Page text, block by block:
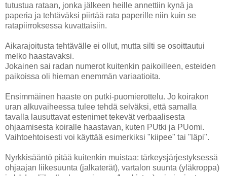
tutustua rataan, jonka jälkeen heille annettiin kynä ja
paperia ja tehtäväksi piirtää rata paperille niin kuin se
ratapiirroksessa kuvattaisiin.
Aikarajoitusta tehtävälle ei ollut, mutta silti se osoittautui
melko haastavaksi.
Jokainen sai radan numerot kuitenkin paikoilleen, esteiden
paikoissa oli hieman enemmän variaatioita.
Ensimmäinen haaste on putki-puomierottelu. Jo koirakon
uran alkuvaiheessa tulee tehdä selväksi, että samalla
tavalla lausuttavat estenimet tekevät verbaalisesta
ohjaamisesta koiralle haastavan, kuten PUtki ja PUomi.
Vaihtoehtoisesti voi käyttää esimerkiksi "kiipee" tai "läpi".
Nyrkkisääntö pitää kuitenkin muistaa: tärkeysjärjestyksessä
ohjaajan liikesuunta (jalkaterät), vartalon suunta (yläkroppa)